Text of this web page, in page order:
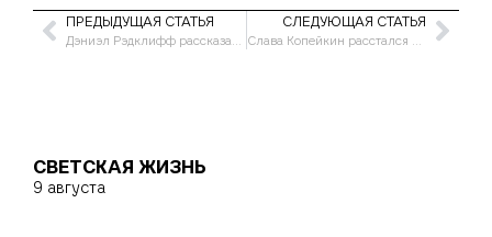
ПРЕДЫДУЩАЯ СТАТЬЯ
Дэниэл Рэдклифф рассказал, появится ли он в сериале о «Гарри Поттере»
СЛЕДУЮЩАЯ СТАТЬЯ
Слава Копейкин расстался с актрисой Яной Енжаевой
СВЕТСКАЯ ЖИЗНЬ
9 августа